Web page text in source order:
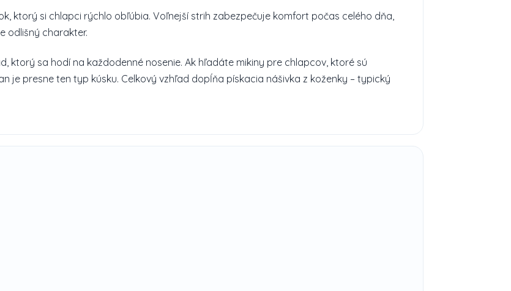
ktorý si chlapci rýchlo obľúbia. Voľnejší strih zabezpečuje komfort počas celého dňa,
odlišný charakter.
ktorý sa hodí na každodenné nosenie. Ak hľadáte mikiny pre chlapcov, ktoré sú
je presne ten typ kúsku. Celkový vzhľad dopĺňa pískacia nášivka z koženky – typický